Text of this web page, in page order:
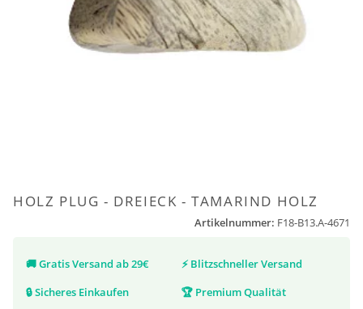
HOLZ PLUG - DREIECK - TAMARIND HOLZ
Artikelnummer: F18-B13.A-4671
🚚Gratis Versand ab 29€ ⚡ Blitzschneller Versand
🔒Sicheres Einkaufen 🏆 Premium Qualität